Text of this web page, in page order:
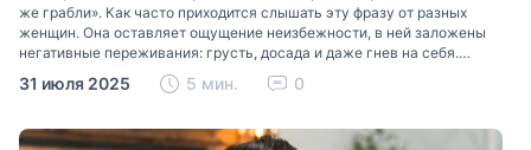
же грабли». Как часто приходится слышать эту фразу от разных
женщин. Она оставляет ощущение неизбежности, в ней заложены
негативные переживания: грусть, досада и даже гнев на себя.
Почему так происходит?…
31 июля 2025 5 мин. 0